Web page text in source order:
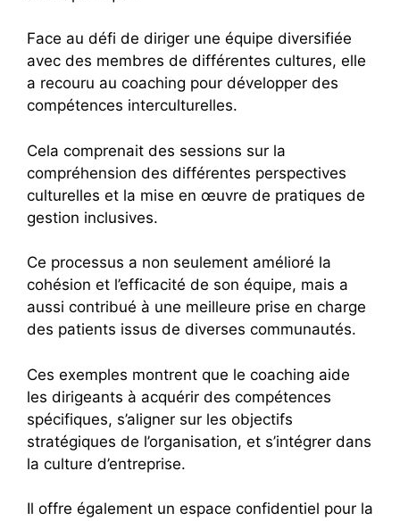
Face au défi de diriger une équipe diversifiée
avec des membres de différentes cultures, elle
a recouru au coaching pour développer des
compétences interculturelles.
Cela comprenait des sessions sur la
compréhension des différentes perspectives
culturelles et la mise en œuvre de pratiques de
gestion inclusives.
Ce processus a non seulement amélioré la
cohésion et l’efficacité de son équipe, mais a
aussi contribué à une meilleure prise en charge
des patients issus de diverses communautés.
Ces exemples montrent que le coaching aide
les dirigeants à acquérir des compétences
spécifiques, s’aligner sur les objectifs
stratégiques de l’organisation, et s’intégrer dans
la culture d’entreprise.
Il offre également un espace confidentiel pour la